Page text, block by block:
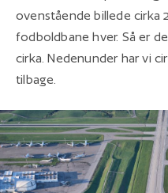
ovenstående billede cirka
fodboldbane hver. Så er
cirka. Nedenunder har vi
tilbage.